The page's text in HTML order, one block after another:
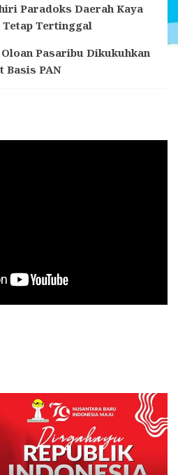
Paradoks Daerah Kaya
Tetap Tertinggal
Pasaribu Dikukuhkan
Basis PAN